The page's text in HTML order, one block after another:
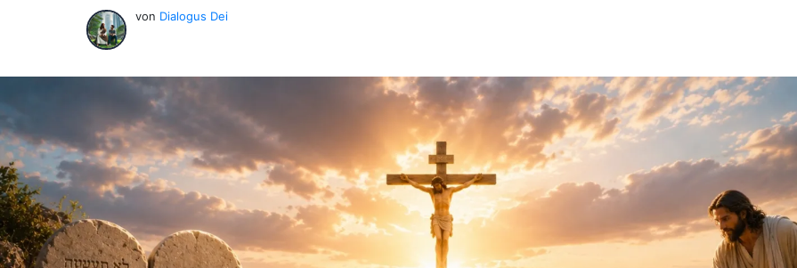
von Dialogus Dei